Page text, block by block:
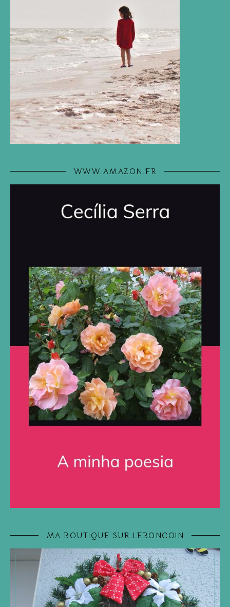
WWW.AMAZON.FR
MA BOUTIQUE SUR LEBONCOIN